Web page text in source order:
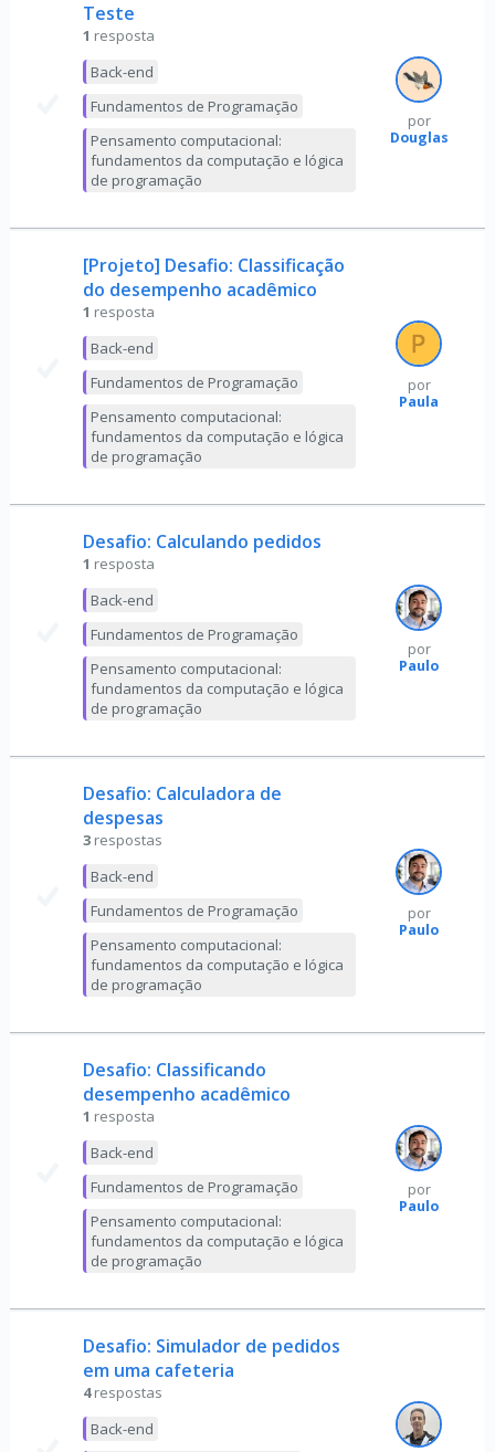
Teste
1 resposta
Back-end
Fundamentos de Programação
Pensamento computacional:
fundamentos da computação e lógica
de programação
por
Douglas
[Projeto] Desafio: Classificação
do desempenho acadêmico
1 resposta
Back-end
Fundamentos de Programação
Pensamento computacional:
fundamentos da computação e lógica
de programação
por
Paula
Desafio: Calculando pedidos
1 resposta
Back-end
Fundamentos de Programação
Pensamento computacional:
fundamentos da computação e lógica
de programação
por
Paulo
Desafio: Calculadora de
despesas
3 respostas
Back-end
Fundamentos de Programação
Pensamento computacional:
fundamentos da computação e lógica
de programação
por
Paulo
Desafio: Classificando
desempenho acadêmico
1 resposta
Back-end
Fundamentos de Programação
Pensamento computacional:
fundamentos da computação e lógica
de programação
por
Paulo
Desafio: Simulador de pedidos
em uma cafeteria
4 respostas
Back-end